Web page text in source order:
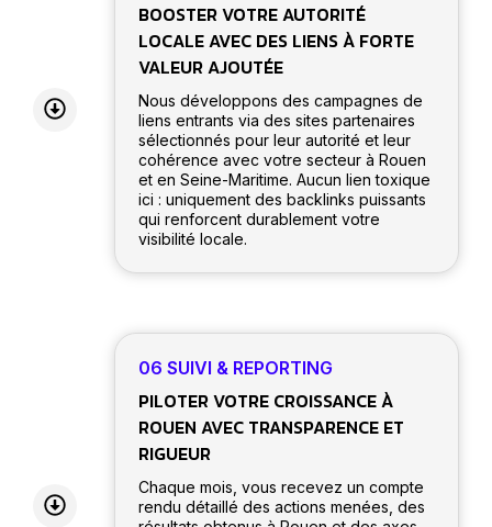
BOOSTER VOTRE AUTORITÉ
LOCALE AVEC DES LIENS À FORTE
VALEUR AJOUTÉE
Nous développons des campagnes de
liens entrants via des sites partenaires
sélectionnés pour leur autorité et leur
cohérence avec votre secteur à Rouen
et en Seine-Maritime. Aucun lien toxique
ici : uniquement des backlinks puissants
qui renforcent durablement votre
visibilité locale.
06 SUIVI & REPORTING
PILOTER VOTRE CROISSANCE À
ROUEN AVEC TRANSPARENCE ET
RIGUEUR
Chaque mois, vous recevez un compte
rendu détaillé des actions menées, des